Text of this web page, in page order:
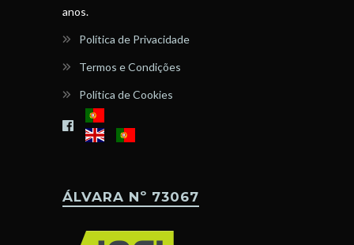
anos.
Política de Privacidade
Termos e Condições
Política de Cookies
ÁLVARA Nº 73067